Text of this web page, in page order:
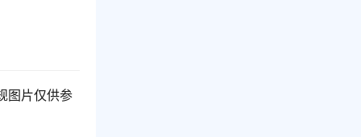
图片仅供参